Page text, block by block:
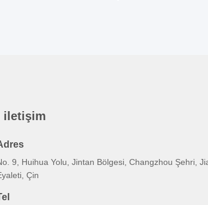
iletişim
9, Huihua Yolu, Jintan Bölgesi, Changzhou Şehri,
Çin